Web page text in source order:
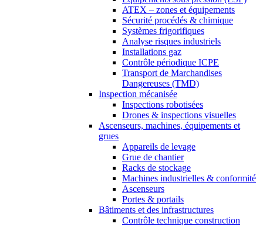
ATEX – zones et équipements
Sécurité procédés & chimique
Systèmes frigorifiques
Analyse risques industriels
Installations gaz
Contrôle périodique ICPE
Transport de Marchandises
Dangereuses (TMD)
Inspection mécanisée
Inspections robotisées
Drones & inspections visuelles
Ascenseurs, machines, équipements et
grues
Appareils de levage
Grue de chantier
Racks de stockage
Machines industrielles & conformité
Ascenseurs
Portes & portails
Bâtiments et des infrastructures
Contrôle technique construction